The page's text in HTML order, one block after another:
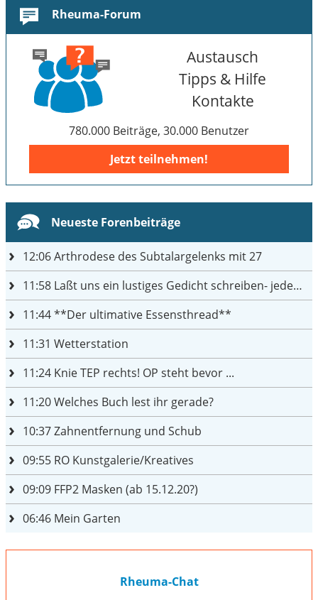
Rheuma-Forum
Austausch
Tipps & Hilfe
Kontakte
780.000 Beiträge, 30.000 Benutzer
Jetzt teilnehmen!
Neueste Forenbeiträge
12:06Arthrodese des Subtalargelenks mit 27
11:58 Laßt uns ein lustiges Gedicht schreiben- jeder einen Satz
11:44**Der ultimative Essensthread**
11:31 Wetterstation
11:24 Knie TEP rechts! OP steht bevor ...
11:20Welches Buch lest ihr gerade?
10:37Zahnentfernung und Schub
09:55 RO Kunstgalerie/Kreatives
09:09 FFP2 Masken (ab 15.12.20?)
06:46 Mein Garten
Rheuma-Chat